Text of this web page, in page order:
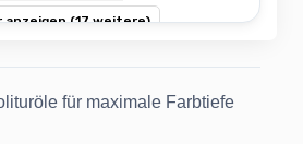
anzeigen (17 weitere)
für maximale Farbtiefe